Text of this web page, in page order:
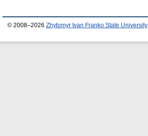
© 2008–2026 Zhytomyr Ivan Franko State University